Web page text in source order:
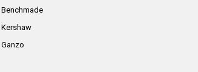
Benchmade
Kershaw
Ganzo